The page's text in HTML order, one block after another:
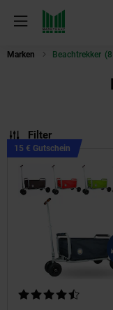
Menü
Marken Beachtrekker
Filter
Kundenbewertung:
15 € Gutschein Kampagnen
Artikel15
Gutschein